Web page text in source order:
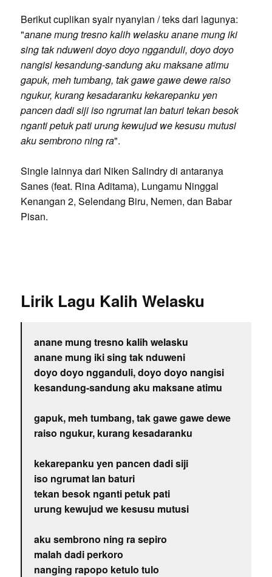
Berikut cuplikan syair nyanyian / teks dari lagunya:
"anane mung tresno kalih welasku anane mung iki
sing tak nduweni doyo doyo ngganduli, doyo doyo
nangisi kesandung-sandung aku maksane atimu
gapuk, meh tumbang, tak gawe gawe dewe raiso
ngukur, kurang kesadaranku kekarepanku yen
pancen dadi siji iso ngrumat lan baturi tekan besok
nganti petuk pati urung kewujud we kesusu mutusi
aku sembrono ning ra".
Single lainnya dari Niken Salindry di antaranya
Sanes (feat. Rina Aditama), Lungamu Ninggal
Kenangan 2, Selendang Biru, Nemen, dan Babar
Pisan.
Lirik Lagu Kalih Welasku
anane mung tresno kalih welasku
anane mung iki sing tak nduweni
doyo doyo ngganduli, doyo doyo nangisi
kesandung-sandung aku maksane atimu
gapuk, meh tumbang, tak gawe gawe dewe
raiso ngukur, kurang kesadaranku
kekarepanku yen pancen dadi siji
iso ngrumat lan baturi
tekan besok nganti petuk pati
urung kewujud we kesusu mutusi
aku sembrono ning ra sepiro
malah dadi perkoro
nanging rapopo ketulo tulo